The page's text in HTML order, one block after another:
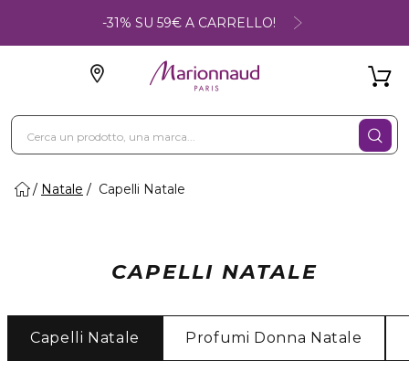
-31% SU 59€ A CARRELLO!
Natale Capelli Natale
CAPELLI NATALE
Capelli Natale Profumi Donna Natale